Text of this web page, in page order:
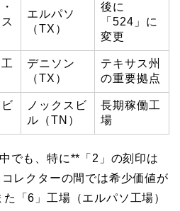
エルパソ
（TX）
後に
「524」に
変更
デニソン
（TX）
テキサス州
の重要拠点
ノックスビ
ル（TN）
長期稼働工
場
でも、特に**「2」の刻印は
レクターの間では希少価値が
「6」工場（エルパソ工場）